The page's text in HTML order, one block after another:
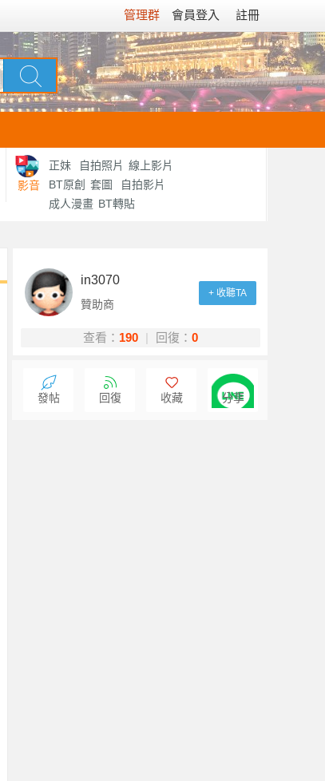
管理群 會員登入 註冊
影音
正妹 自拍照片 線上影片
BT原創
套圖
自拍影片
成人漫畫 BT轉貼
in3070
贊助商
+ 收聽TA
查看： 190 | 回復： 0
發帖 回復 收藏 分享